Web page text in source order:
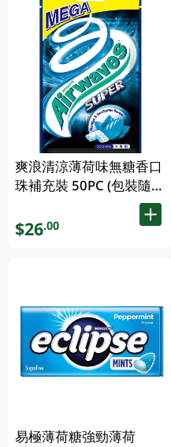
爽浪清涼薄荷味無糖香口
珠補充裝 50PC (包裝隨機
$26.00
易極薄荷糖強勁薄荷